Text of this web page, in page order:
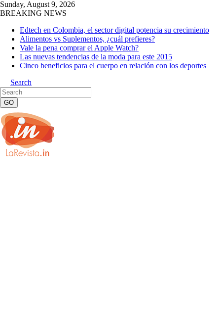
Sunday, August 9, 2026
BREAKING NEWS
Edtech en Colombia, el sector digital potencia su crecimiento
Alimentos vs Suplementos, ¿cuál prefieres?
Vale la pena comprar el Apple Watch?
Las nuevas tendencias de la moda para este 2015
Cinco beneficios para el cuerpo en relación con los deportes
Search